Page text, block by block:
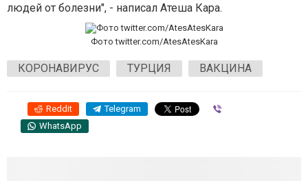
людей от болезни", - написал Атеша Кара.
Фото twitter.com/AtesAtesKara
КОРОНАВИРУС ТУРЦИЯ ВАКЦИНА
Reddit Telegram
WhatsApp